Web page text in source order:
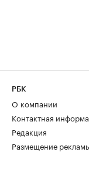
РБК
О компании
Контактная
Редакция
Размещение